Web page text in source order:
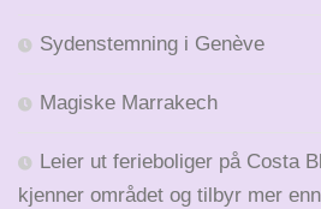
Sydenstemning i Genève
Magiske Marrakech
Leier ut ferieboliger på Costa
kjenner området og tilbyr mer